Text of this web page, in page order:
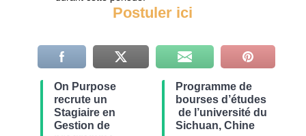
Postuler ici
On Purpose
recrute un
Stagiaire en
Gestion de
Programme de
bourses d’études
de l’université du
Sichuan, Chine